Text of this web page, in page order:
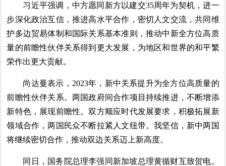
习近平强调，中方愿同新方以建交35周年为契机，进一
步深化政治互信，推进高水平合作，密切人文交流，共同维
护多边贸易体制和国际关系基本准则，推动中新全方位高质
量的前瞻性伙伴关系得到更大发展，为地区和世界的和平繁
荣作出更大贡献。
尚达曼表示，2023年，新中关系提升为全方位高质量的
前瞻性伙伴关系。两国政府间合作项目持续推进，不断增添
新特色，展现前瞻性。双方顺应时代发展要求，积极拓展新
领域合作，两国民众不断拉紧人文纽带。我坚信，新中两国
将继续密切合作，推动双边关系迈上新高度。
同日，国务院总理李强同新加坡总理黄循财互致贺电。